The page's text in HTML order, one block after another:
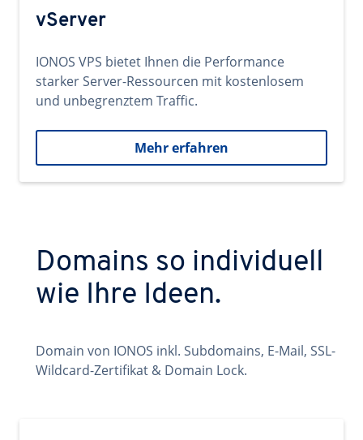
vServer
IONOS VPS bietet Ihnen die Performance
starker Server-Ressourcen mit kostenlosem
und unbegrenztem Traffic.
Mehr erfahren
Domains so individuell
wie Ihre Ideen.
Domain von IONOS inkl. Subdomains, E-Mail, SSL-
Wildcard-Zertifikat & Domain Lock.